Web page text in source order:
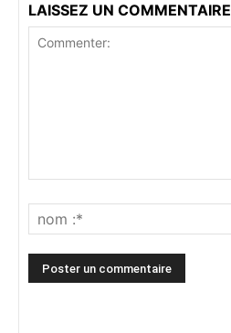
LAISSEZ UN COMMENTAIRE